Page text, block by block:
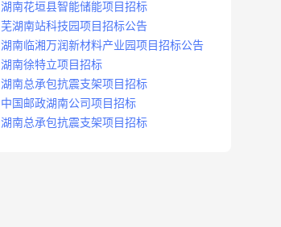
湖南花垣县智能储能项目招标
芜湖南站科技园项目招标公告
湖南临湘万润新材料产业园项目招标公告
湖南徐特立项目招标
湖南总承包抗震支架项目招标
中国邮政湖南公司项目招标
湖南总承包抗震支架项目招标